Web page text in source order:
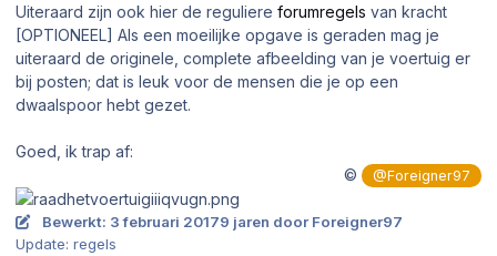
Uiteraard zijn ook hier de reguliere forumregels van kracht
[OPTIONEEL] Als een moeilijke opgave is geraden mag je
uiteraard de originele, complete afbeelding van je voertuig er
bij posten; dat is leuk voor de mensen die je op een
dwaalspoor hebt gezet.
Goed, ik trap af:
©
@Foreigner97
Bewerkt: 3 februari 20179 jaren door Foreigner97
Update: regels